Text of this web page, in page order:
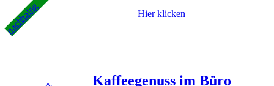
nachhaltig Hier klicken
Kaffeegenuss im Büro